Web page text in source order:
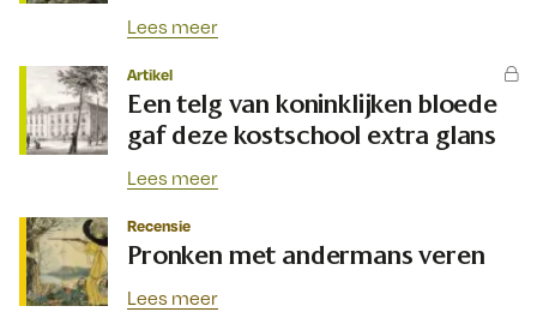
Lees meer
Artikel
Een telg van koninklijken bloede
gaf deze kostschool extra glans
Lees meer
Recensie
Pronken met andermans veren
Lees meer